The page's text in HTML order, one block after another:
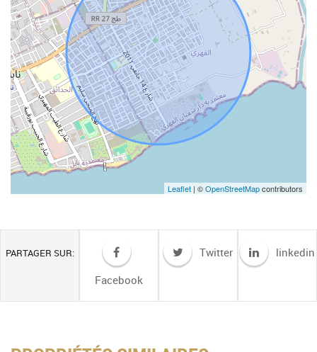
Leaflet | ©OpenStreetMapcontributors
PARTAGER SUR:
Facebook
Twitter linkedin